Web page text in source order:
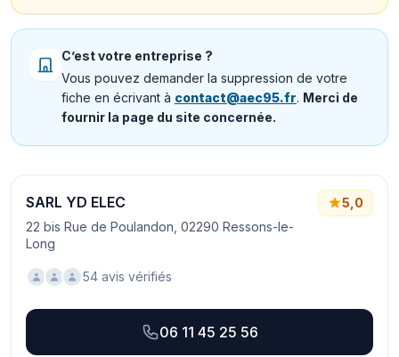
C’est votre entreprise ?
Vous pouvez demander la suppression de votre
fiche en écrivant à contact@aec95.fr. Merci de
fournir la page du site concernée.
SARL YD ELEC
22 bis Rue de Poulandon, 02290 Ressons-le-
Long
5,0
54 avis vérifiés
06 11 45 25 56